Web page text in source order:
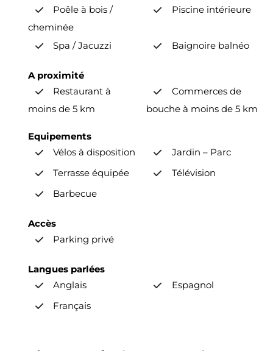
Poêle à bois /
cheminée
Piscine intérieure
Spa / Jacuzzi Baignoire balnéo
A proximité
Restaurant à
moins de 5 km
Commerces de
bouche à moins de 5 km
Equipements
Vélos à disposition
Jardin – Parc
Terrasse équipée
Télévision
Barbecue
Accès
Parking privé
Langues parlées
Anglais
Espagnol
Français